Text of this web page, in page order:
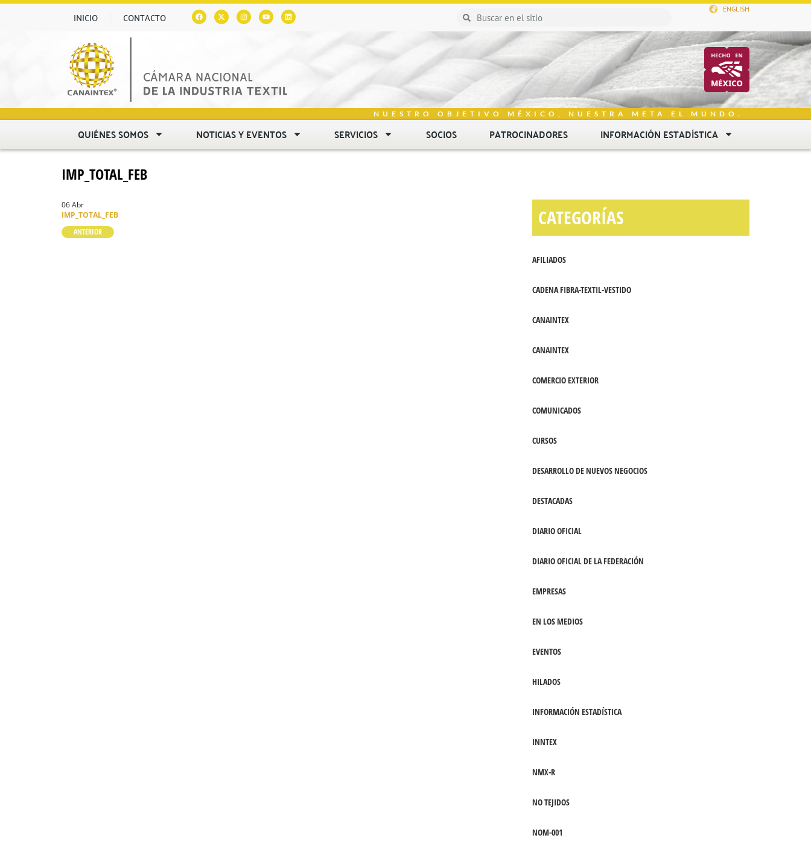
INICIO CONTACTO
ENGLISH
NUESTRO OBJETIVO MÉXICO, NUESTRA META EL MUNDO.
QUIÉNES SOMOS NOTICIAS Y EVENTOS SERVICIOS SOCIOS PATROCINADORES INFORMACIÓN ESTADÍSTICA
IMP_TOTAL_FEB
06 Abr
IMP_TOTAL_FEB
ANTERIOR
CATEGORÍAS
AFILIADOS
CADENA FIBRA-TEXTIL-VESTIDO
CANAINTEX
CANAINTEX
COMERCIO EXTERIOR
COMUNICADOS
CURSOS
DESARROLLO DE NUEVOS NEGOCIOS
DESTACADAS
DIARIO OFICIAL
DIARIO OFICIAL DE LA FEDERACIÓN
EMPRESAS
EN LOS MEDIOS
EVENTOS
HILADOS
INFORMACIÓN ESTADÍSTICA
INNTEX
NMX-R
NO TEJIDOS
NOM-001